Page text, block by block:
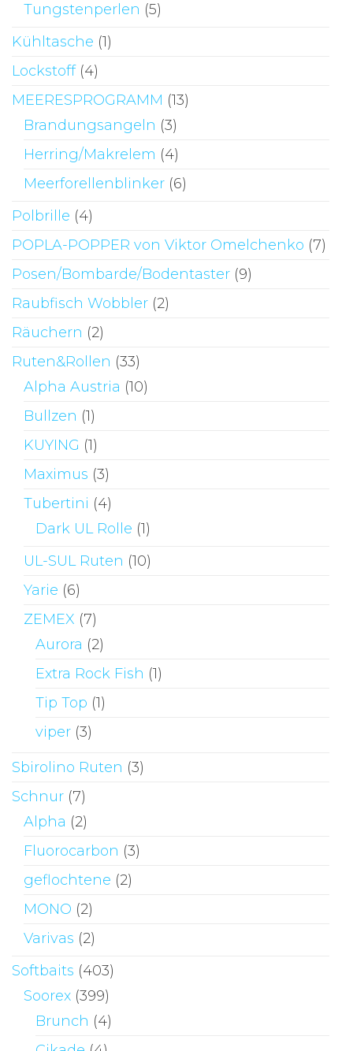
Tungstenperlen (5)
Kühltasche (1)
Lockstoff (4)
MEERESPROGRAMM (13)
Brandungsangeln (3)
Herring/Makrelem (4)
Meerforellenblinker (6)
Polbrille (4)
POPLA-POPPER von Viktor Omelchenko (7)
Posen/Bombarde/Bodentaster (9)
Raubfisch Wobbler (2)
Räuchern (2)
Ruten&Rollen (33)
Alpha Austria (10)
Bullzen (1)
KUYING (1)
Maximus (3)
Tubertini (4)
Dark UL Rolle (1)
UL-SUL Ruten (10)
Yarie (6)
ZEMEX (7)
Aurora (2)
Extra Rock Fish (1)
Tip Top (1)
viper (3)
Sbirolino Ruten (3)
Schnur (7)
Alpha (2)
Fluorocarbon (3)
geflochtene (2)
MONO (2)
Varivas (2)
Softbaits (403)
Soorex (399)
Brunch (4)